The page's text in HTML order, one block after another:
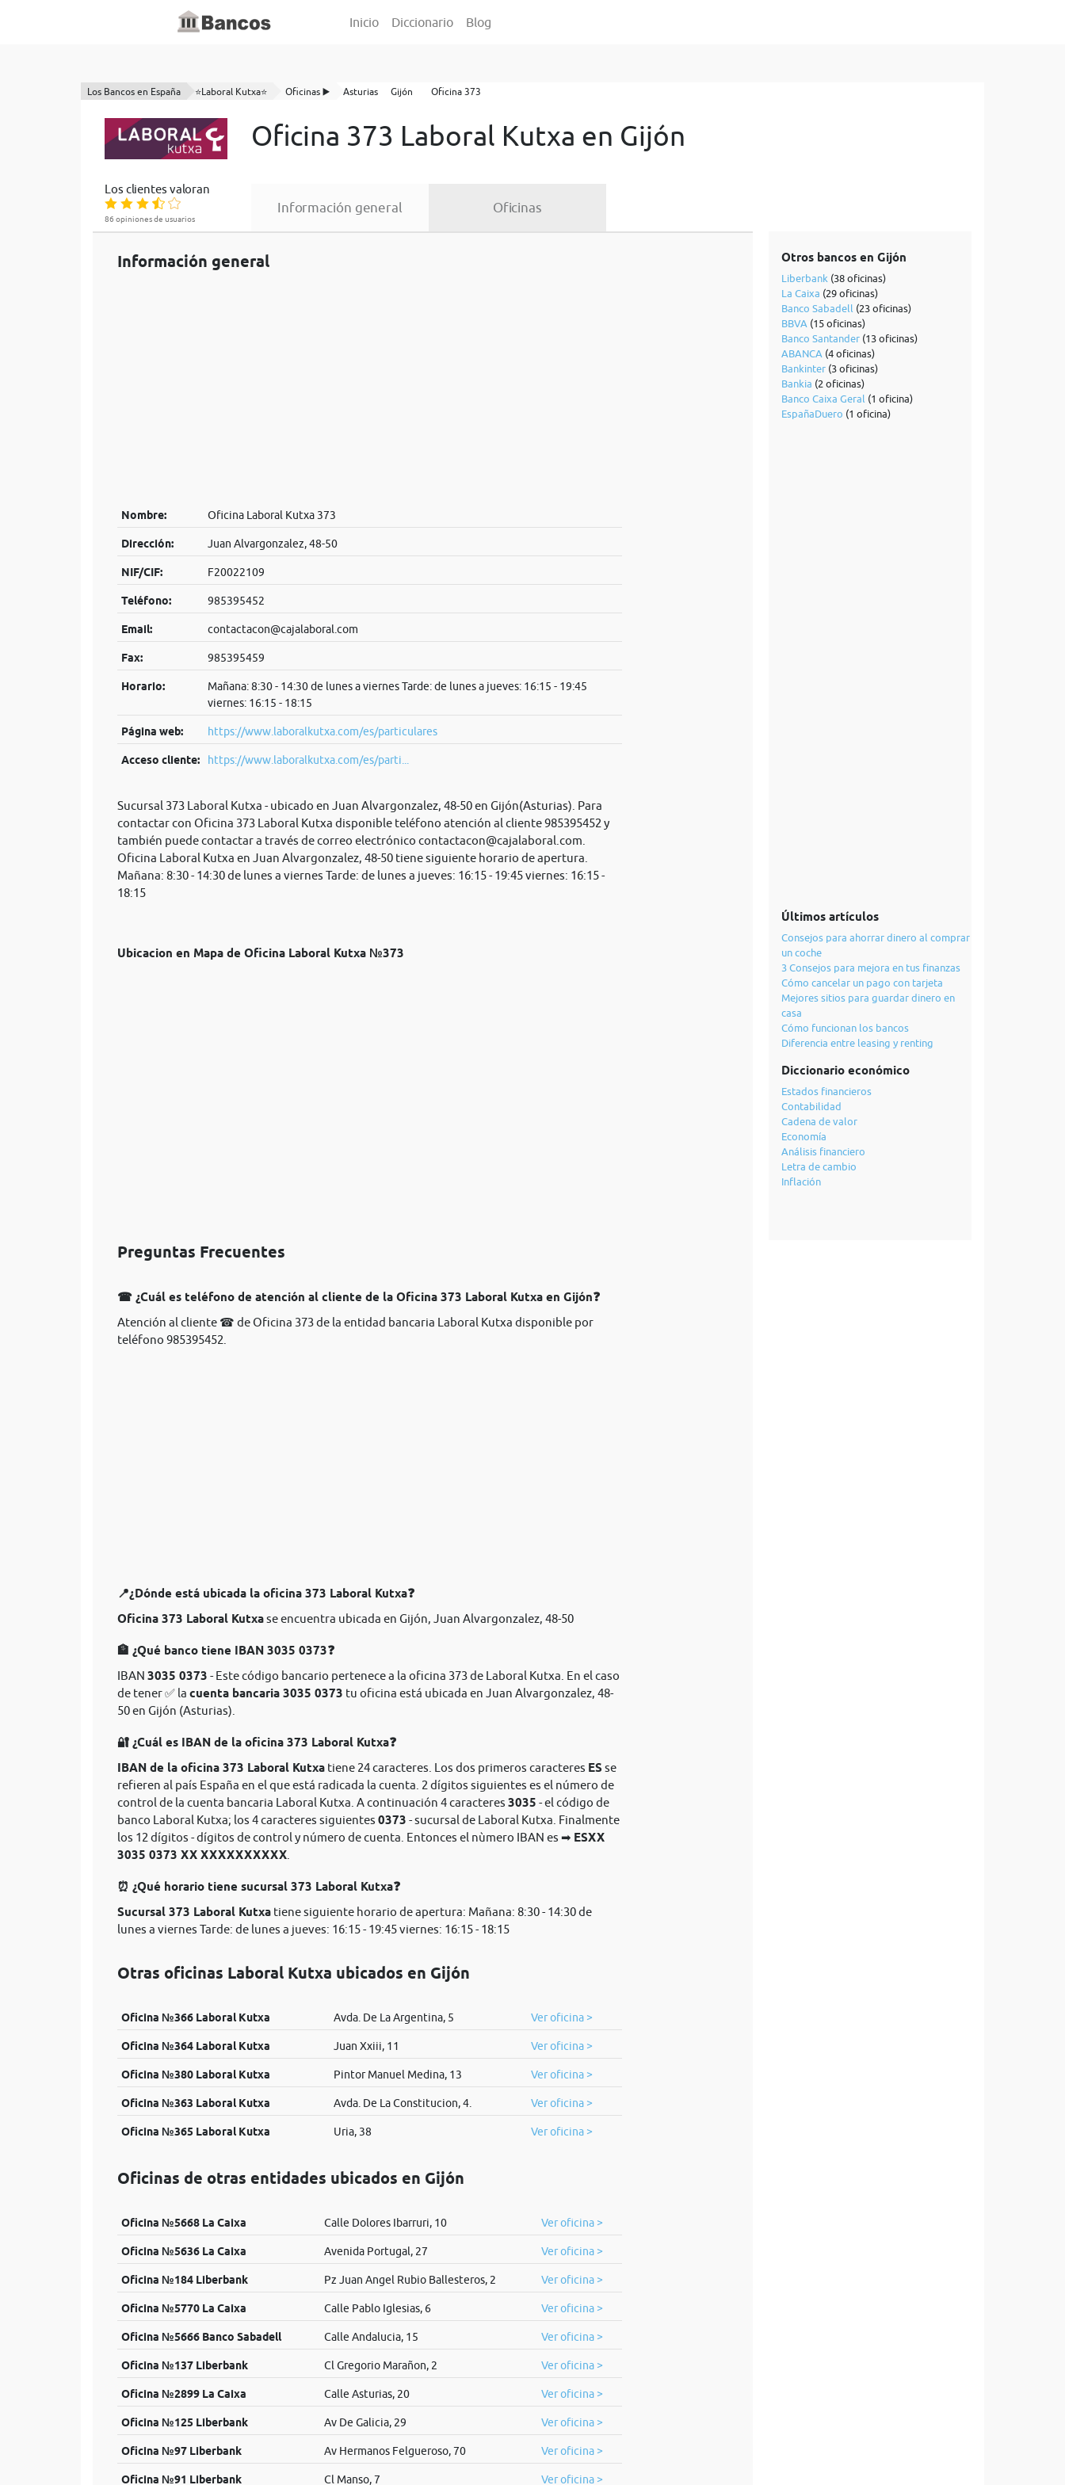
Inicio Diccionario Blog
Los Bancos en España ⭐Laboral Kutxa⭐ Oficinas ▶️ Asturias Gijón Oficina 373
Oficina 373 Laboral Kutxa en Gijón
Los clientes valoran
86 opiniones de usuarios
Información general Oficinas
Información general
Nombre: Oficina Laboral Kutxa 373
Dirección: Juan Alvargonzalez, 48-50
NIF/CIF: F20022109
Teléfono: 985395452
Email: contactacon@cajalaboral.com
Fax: 985395459
Horario:
Mañana: 8:30 - 14:30 de lunes a viernes Tarde: de lunes a jueves: 16:15 - 19:45
viernes: 16:15 - 18:15
Página web: https://www.laboralkutxa.com/es/particulares
Acceso cliente: https://www.laboralkutxa.com/es/parti...
Sucursal 373 Laboral Kutxa - ubicado en Juan Alvargonzalez, 48-50 en Gijón(Asturias). Para
contactar con Oficina 373 Laboral Kutxa disponible teléfono atención al cliente 985395452 y
también puede contactar a través de correo electrónico contactacon@cajalaboral.com
Oficina Laboral Kutxa en Juan Alvargonzalez, 48-50 tiene siguiente horario de apertura.
Mañana: 8:30 - 14:30 de lunes a viernes Tarde: de lunes a jueves: 16:15 - 19:45 viernes: 16:15 -
18:15
Ubicacion en Mapa de Oficina Laboral Kutxa №373
Preguntas Frecuentes
☎ ¿Cuál es teléfono de atención al cliente de la Oficina 373 Laboral Kutxa en Gijón❓
Atención al cliente ☎ de Oficina 373 de la entidad bancaria Laboral Kutxa disponible por
teléfono 985395452.
📍¿Dónde está ubicada la oficina 373 Laboral Kutxa❓
Oficina 373 Laboral Kutxase encuentra ubicada en Gijón, Juan Alvargonzalez, 48-50
🏦 ¿Qué banco tiene IBAN 3035 0373❓
IBAN 3035 0373 - Este código bancario pertenece a la oficina 373 de Laboral Kutxa. En el caso
de tener ✅ la cuenta bancaria 3035 0373 tu oficina está ubicada en Juan Alvargonzalez, 48-
50 en Gijón (Asturias).
🔐 ¿Cuál es IBAN de la oficina 373 Laboral Kutxa❓
IBAN de la oficina 373 Laboral Kutxa tiene 24 caracteres. Los dos primeros caracteres ES se
refieren al país España en el que está radicada la cuenta. 2 dígitos siguientes es el número de
control de la cuenta bancaria Laboral Kutxa. A continuación 4 caracteres 3035 - el código de
banco Laboral Kutxa; los 4 caracteres siguientes 0373 - sucursal de Laboral Kutxa. Finalmente
los 12 dígitos - dígitos de control y número de cuenta. Entonces el nùmero IBAN es ➡ ESXX
3035 0373 XX XXXXXXXXXX
⏰ ¿Qué horario tiene sucursal 373 Laboral Kutxa❓
Sucursal 373 Laboral Kutxa tiene siguiente horario de apertura: Mañana: 8:30 - 14:30 de
lunes a viernes Tarde: de lunes a jueves: 16:15 - 19:45 viernes: 16:15 - 18:15
Otras oficinas Laboral Kutxa ubicados en Gijón
Oficina №366 Laboral Kutxa Avda. De La Argentina, 5 Ver oficina >
Oficina №364 Laboral Kutxa Juan Xxiii, 11 Ver oficina >
Oficina №380 Laboral Kutxa Pintor Manuel Medina, 13 Ver oficina >
Oficina №363 Laboral Kutxa Avda. De La Constitucion, 4. Ver oficina >
Oficina №365 Laboral Kutxa Uria, 38 Ver oficina >
Oficinas de otras entidades ubicados en Gijón
Oficina №5668 La Caixa Calle Dolores Ibarruri, 10 Ver oficina >
Oficina №5636 La Caixa Avenida Portugal, 27 Ver oficina >
Oficina №184 Liberbank Pz Juan Angel Rubio Ballesteros, 2 Ver oficina >
Oficina №5770 La Caixa Calle Pablo Iglesias, 6 Ver oficina >
Oficina №5666 Banco Sabadell Calle Andalucia, 15 Ver oficina >
Oficina №137 Liberbank Cl Gregorio Marañon, 2 Ver oficina >
Oficina №2899 La Caixa Calle Asturias, 20 Ver oficina >
Oficina №125 Liberbank Av De Galicia, 29 Ver oficina >
Oficina №97 Liberbank Av Hermanos Felgueroso, 70 Ver oficina >
Oficina №91 Liberbank Cl Manso, 7 Ver oficina >
Otros bancos en Gijón
Liberbank (38 oficinas)
La Caixa (29 oficinas)
Banco Sabadell (23 oficinas)
BBVA (15 oficinas)
Banco Santander(13 oficinas)
ABANCA (4 oficinas)
Bankinter(3 oficinas)
Bankia (2 oficinas)
Banco Caixa Geral (1 oficina)
EspañaDuero (1 oficina)
Últimos artículos
Consejos para ahorrar dinero al comprar
un coche
3 Consejos para mejora en tus finanzas
Cómo cancelar un pago con tarjeta
Mejores sitios para guardar dinero en
casa
Cómo funcionan los bancos
Diferencia entre leasing y renting
Diccionario económico
Estados financieros
Contabilidad
Cadena de valor
Economía
Análisis financiero
Letra de cambio
Inflación